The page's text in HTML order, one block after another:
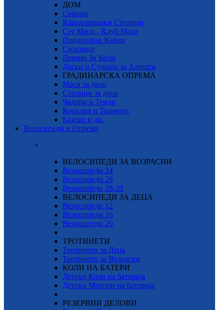
ДОМ
Сефови
Канцеларицки Столици
Сет Маси - Клуб Маси
Продолжни Кабли
Сијалици
Перачи За Коли
Даски и Сушари за Алишта
ГРАДИНАРСКА ОПРЕМА
Маси за двор
Столици за двор
Чадори и Тенди
Косилки и Тримери
Базени и др.
Велосипеди и Опрема
ВЕЛОСИПЕДИ ЗА ВОЗРАСНИ
Велосипеди 24
Велосипеди 26
Велосипеди 28-29
ВЕЛОСИПЕДИ ЗА ДЕЦА
Велосипеди 12
Велосипеди 16
Велосипеди 20
ТРОТИНЕТИ
Тротинети за Деца
Тротинети за Возрасни
КОЛИ НА БАТЕРИ
Детски Коли на батерија
Детски Мотори на батерија
РЕЗЕРВНИ ДЕЛОВИ